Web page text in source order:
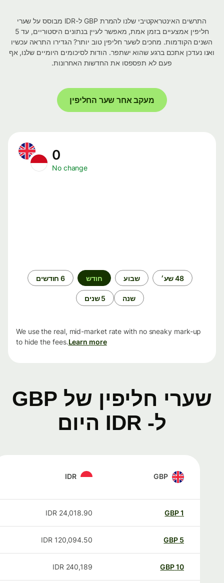
התרשים האינטראקטיבי שלנו להמרת GBP ל-IDR מבוסס על שערי
חליפין אמצעיים בזמן אמת, מאפשר לעיין בנתונים היסטוריים, עד 5
השנים הקודמות. מחכים לשער חליפין טוב יותר? הגדירו התראה עכשיו
ואנו נעדכן אתכם ברגע שהוא ישתפר. הודות לסיכומים היומיים שלנו, אף
פעם לא תפספסו את החדשות האחרונות.
מעקב אחר שער החליפין
No change
48 שע׳ שבוע חודש 6 חודשים
שנה 5 שנים
We use the real, mid-market rate with no sneaky mark-up
to hide the fees.Learn more
שערי חליפין של GBP
ל- IDR היום
GBP
IDR
GBP
24,018.90
IDR
GBP
120,094.50
IDR
GBP
240,189
IDR